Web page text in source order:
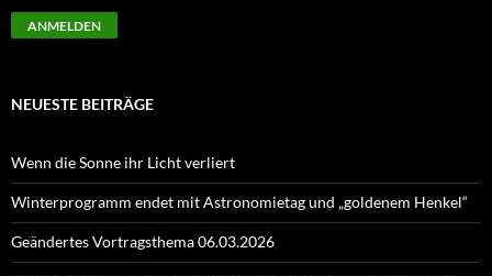
NEUESTE BEITRÄGE
Wenn die Sonne ihr Licht verliert
Winterprogramm endet mit Astronomietag und „goldenem Henkel“
Geändertes Vortragsthema 06.03.2026